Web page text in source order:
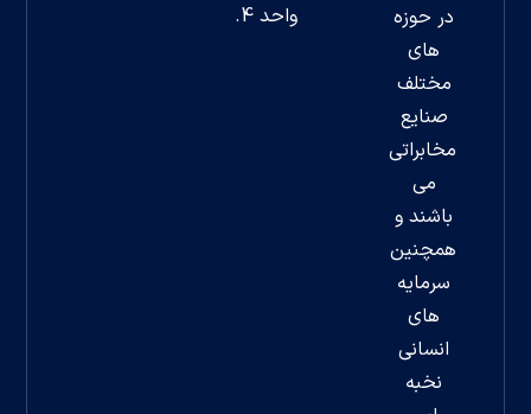
در حوزه
های
مختلف
صنایع
مخابراتی
می
باشند و
همچنین
سرمایه
های
انسانی
نخبه
واحد 4.